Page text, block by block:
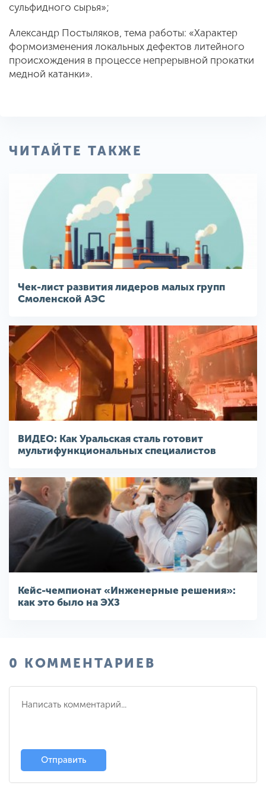
сульфидного сырья»;
Александр Постыляков, тема работы: «Характер
формоизменения локальных дефектов литейного
происхождения в процессе непрерывной прокатки
медной катанки».
ЧИТАЙТЕ ТАКЖЕ
Чек-лист развития лидеров малых групп
Смоленской АЭС
ВИДЕО: Как Уральская сталь готовит
мультифункциональных специалистов
Кейс-чемпионат «Инженерные решения»:
как это было на ЭХЗ
0 КОММЕНТАРИЕВ
Отправить